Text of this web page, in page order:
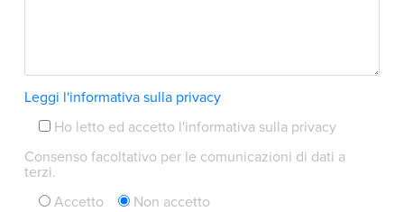
Leggi l'informativa sulla privacy
Ho letto ed accetto l'informativa sulla privacy
Consenso facoltativo per le comunicazioni di dati a
terzi.
Accetto
Non accetto